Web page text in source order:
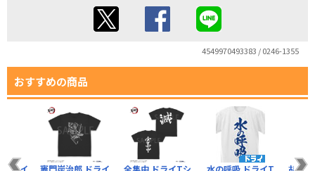
4549970493383 / 0246-1355
おすすめの商品
全集中 ドライTシ
水の呼吸 ドライT
胡蝶
ドライ
竈門炭治郎 ドライ